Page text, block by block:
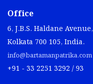
Office
6, J.B.S. Haldane Avenue,
Kolkata 700 105, India.
info@bartamanpatrika.com
+91 - 33 2251 3292 / 93